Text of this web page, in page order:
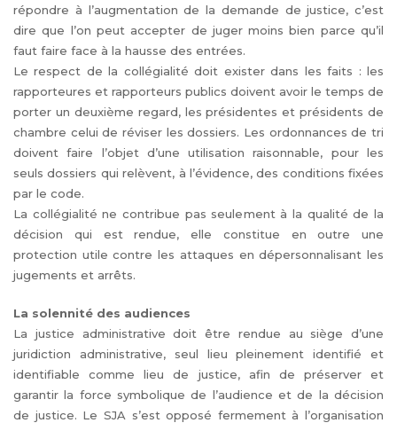
répondre à l’augmentation de la demande de justice, c’est
dire que l’on peut accepter de juger moins bien parce qu’il
faut faire face à la hausse des entrées.
Le respect de la collégialité doit exister dans les faits : les
rapporteures et rapporteurs publics doivent avoir le temps de
porter un deuxième regard, les présidentes et présidents de
chambre celui de réviser les dossiers. Les ordonnances de tri
doivent faire l’objet d’une utilisation raisonnable, pour les
seuls dossiers qui relèvent, à l’évidence, des conditions fixées
par le code.
La collégialité ne contribue pas seulement à la qualité de la
décision qui est rendue, elle constitue en outre une
protection utile contre les attaques en dépersonnalisant les
jugements et arrêts.
La solennité des audiences
La justice administrative doit être rendue au siège d’une
juridiction administrative, seul lieu pleinement identifié et
identifiable comme lieu de justice, afin de préserver et
garantir la force symbolique de l’audience et de la décision
de justice. Le SJA s’est opposé fermement à l’organisation